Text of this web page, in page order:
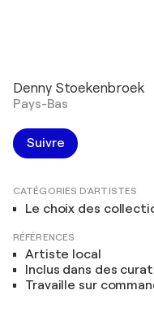
Denny Stoekenbroek
Pays-Bas
Suivre
CATÉGORIES D'ARTISTES
Le choix des
RÉFÉRENCES
Artiste local
Inclus dans des
Travaille sur